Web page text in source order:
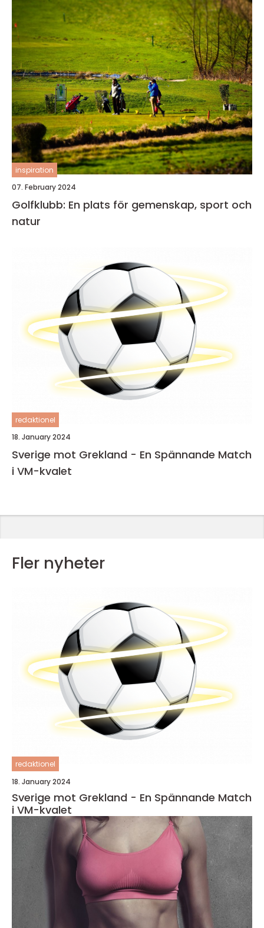
inspiration
07. February 2024
Golfklubb: En plats för gemenskap, sport och
natur
redaktionel
18. January 2024
Sverige mot Grekland - En Spännande Match
i VM-kvalet
Fler nyheter
redaktionel
18. January 2024
Sverige mot Grekland - En Spännande Match
i VM-kvalet